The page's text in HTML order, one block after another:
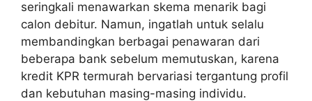
seringkali menawarkan skema menarik bagi
calon debitur. Namun, ingatlah untuk selalu
membandingkan berbagai penawaran dari
beberapa bank sebelum memutuskan, karena
kredit KPR termurah bervariasi tergantung profil
dan kebutuhan masing-masing individu.